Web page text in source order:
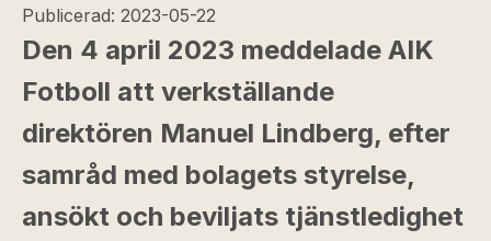
Publicerad: 2023-05-22
Den 4 april 2023 meddelade AIK
Fotboll att verkställande
direktören Manuel Lindberg, efter
samråd med bolagets styrelse,
ansökt och beviljats tjänstledighet